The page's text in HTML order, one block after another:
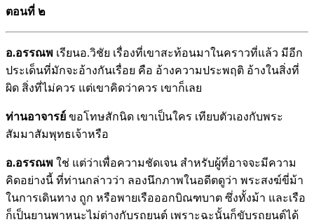
ตอนที่ ๒
อ.อรรณพ เรียนอ.วิชัย เรื่องที่เขาสะท้อนมาในคราวที่แล้ว มีอีก
ประเด็นที่มักจะอ้างกันเรื่อย คือ อ้างความประพฤติ อ้างในสิ่งที่
ผิด สิ่งที่ไม่ควร แต่เขาคิดว่าควร เขาก็เลย
ท่านอาจารย์ ขอโทษสักนิด เขาเป็นใคร เทียบตัวเองกับพระ
สัมมาสัมพุทธเจ้าหรือ
อ.อรรณพ ใช่ แต่ว่าเพื่อความชัดเจน สำหรับผู้ที่อาจจะมีความ
คิดอย่างนี้ ที่ท่านกล่าวว่า ลองนึกภาพในอดีตดูว่า พระสงฆ์ขี่ม้า
ในการเดินทาง ถูก หรือพายเรือออกบิณฑบาต ซึ่งทั้งม้า และเรือ
ก็เป็นยานพาหนะไม่ต่างกับรถยนต์ เพราะฉะนั้นก็ขับรถยนต์ได้